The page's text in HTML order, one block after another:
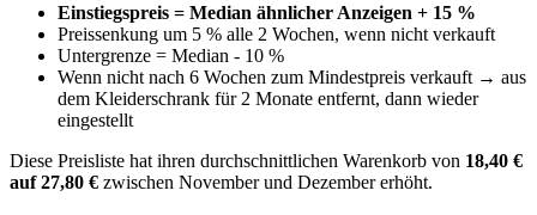
Einstiegspreis = Median ähnlicher Anzeigen + 15 %
Preissenkung um 5 % alle 2 Wochen, wenn nicht verkauft
Untergrenze = Median - 10 %
Wenn nicht nach 6 Wochen zum Mindestpreis verkauft → aus
dem Kleiderschrank für 2 Monate entfernt, dann wieder
eingestellt
Diese Preisliste hat ihren durchschnittlichen Warenkorb von 18,40 €
auf 27,80 € zwischen November und Dezember erhöht.